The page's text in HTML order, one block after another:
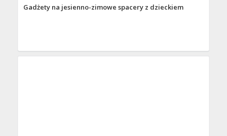
Gadżety na jesienno-zimowe spacery z dzieckiem